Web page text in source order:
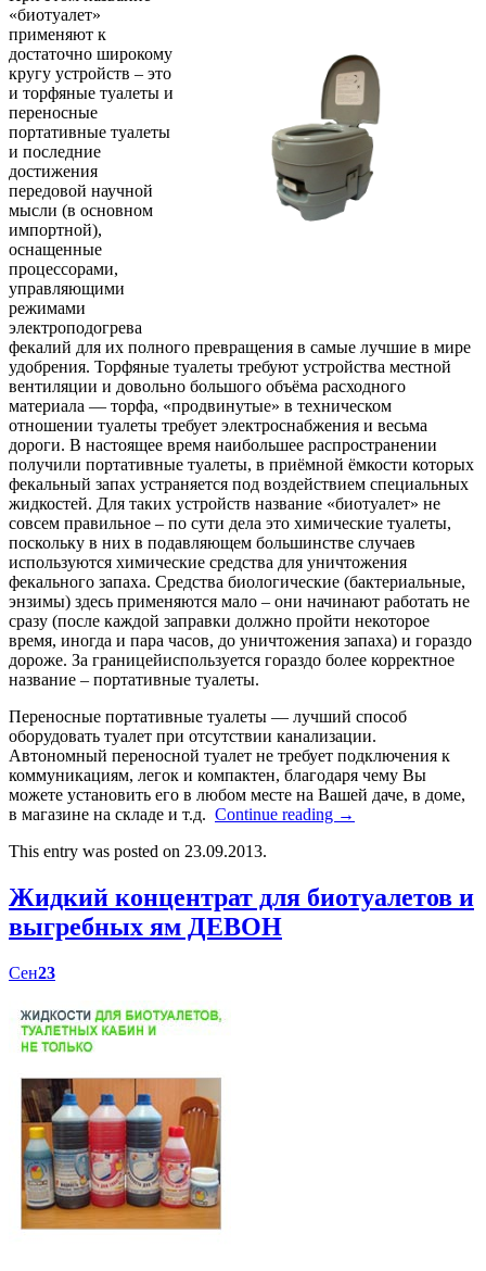
«биотуалет»
применяют к
достаточно широкому
кругу устройств – это
и торфяные туалеты и
переносные
портативные туалеты
и последние
достижения
передовой научной
мысли (в основном
импортной),
оснащенные
процессорами,
управляющими
режимами
электроподогрева
фекалий для их полного превращения в самые лучшие в мире
удобрения. Торфяные туалеты требуют устройства местной
вентиляции и довольно большого объёма расходного
материала — торфа, «продвинутые» в техническом
отношении туалеты требует электроснабжения и весьма
дороги. В настоящее время наибольшее распространении
получили портативные туалеты, в приёмной ёмкости которых
фекальный запах устраняется под воздействием специальных
жидкостей. Для таких устройств название «биотуалет» не
совсем правильное – по сути дела это химические туалеты,
поскольку в них в подавляющем большинстве случаев
используются химические средства для уничтожения
фекального запаха. Средства биологические (бактериальные,
энзимы) здесь применяются мало – они начинают работать не
сразу (после каждой заправки должно пройти некоторое
время, иногда и пара часов, до уничтожения запаха) и гораздо
дороже. За границейиспользуется гораздо более корректное
название – портативные туалеты.
Переносные портативные туалеты — лучший способ
оборудовать туалет при отсутствии канализации.
Автономный переносной туалет не требует подключения к
коммуникациям, легок и компактен, благодаря чему Вы
можете установить его в любом месте на Вашей даче, в доме,
в магазине на складе и т.д. Continue reading →
This entry was posted on 23.09.2013.
Жидкий концентрат для биотуалетов и
выгребных ям ДЕВОН
Сен23